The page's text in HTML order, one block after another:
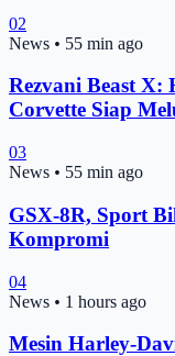
02
News • 55 min ago
Rezvani Beast X:
Corvette Siap
03
News • 55 min ago
GSX-8R, Sport
Kompromi
04
News • 1 hours ago
Mesin Harley-